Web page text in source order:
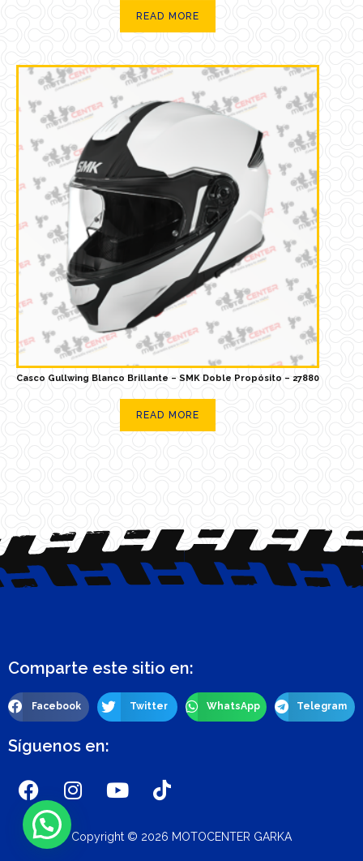
READ MORE
Casco Gullwing Blanco Brillante – SMK Doble Propósito – 27880
READ MORE
Comparte este sitio en:
Facebook Twitter WhatsApp Telegram
Síguenos en:
Copyright © 2026 MOTOCENTER GARKA